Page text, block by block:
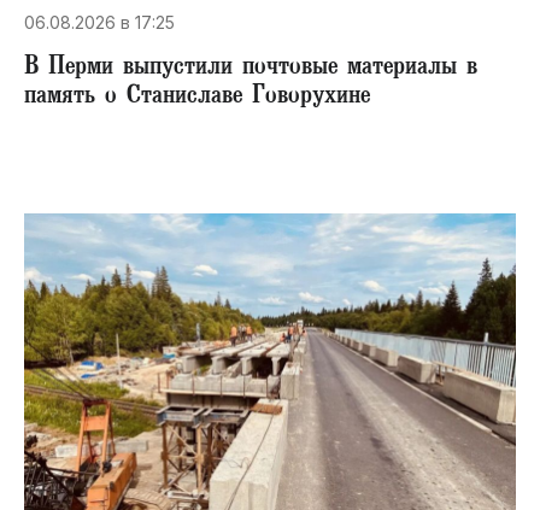
06.08.2026 в 17:25
В Перми выпустили почтовые материалы в
память о Станиславе Говорухине